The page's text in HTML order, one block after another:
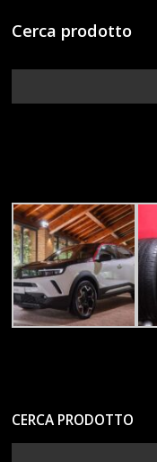
Cerca prodotto
CERCA PRODOTTO